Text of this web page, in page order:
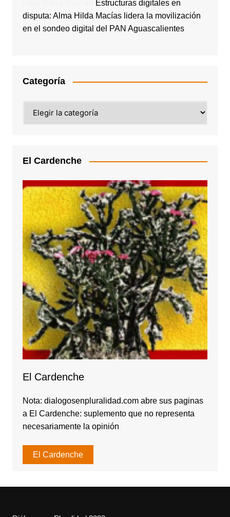
Estructuras digitales en
disputa: Alma Hilda Macías lidera la movilización
en el sondeo digital del PAN Aguascalientes
Categoría
El Cardenche
El Cardenche
Nota: dialogosenpluralidad.com abre sus paginas
a El Cardenche: suplemento que no representa
necesariamente la opinión
El Cardenche